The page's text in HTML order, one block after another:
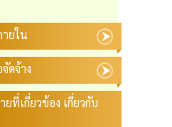
ยใน
ดจ้าง
ที่เกี่ยวข้อง เกี่ยวกับ